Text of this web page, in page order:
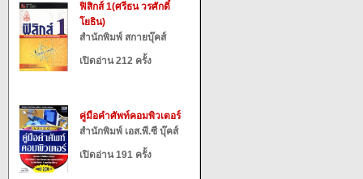
ฟิสิกส์ 1(ศรีธน วรศักดิ์
โยธิน)
สำนักพิมพ์ สกายบุ๊คส์
เปิดอ่าน 212 ครั้ง
คู่มือคำศัพท์คอมพิวเตอร์
สำนักพิมพ์ เอส.พี.ซี บุ๊คส์
เปิดอ่าน 191 ครั้ง